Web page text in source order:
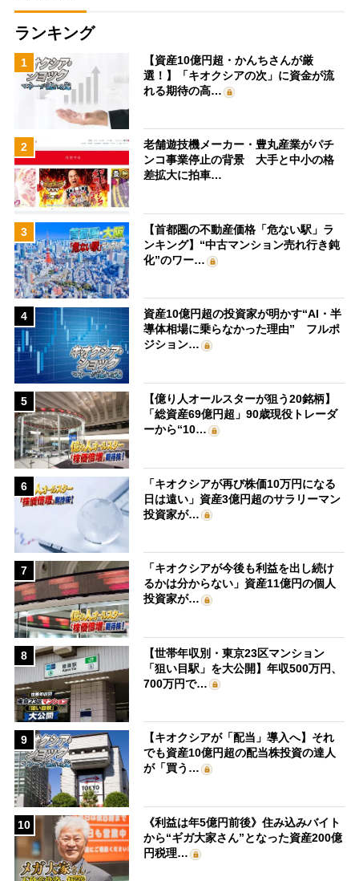
ランキング
1
【資産10億円超・かんちさんが厳
選！】「キオクシアの次」に資金が流
れる期待の高…
2
老舗遊技機メーカー・豊丸産業がパチ
ンコ事業停止の背景 大手と中小の格
差拡大に拍車…
3
【首都圏の不動産価格「危ない駅」ラ
ンキング】“中古マンション売れ行き鈍
化”のワー…
4
資産10億円超の投資家が明かす“AI・半
導体相場に乗らなかった理由” フルポ
ジション…
5
【億り人オールスターが狙う20銘柄】
「総資産69億円超」90歳現役トレーダ
ーから“10…
6
「キオクシアが再び株価10万円になる
日は遠い」資産3億円超のサラリーマン
投資家が…
7
「キオクシアが今後も利益を出し続け
るかは分からない」資産11億円の個人
投資家が…
8
【世帯年収別・東京23区マンション
「狙い目駅」を大公開】年収500万円、
700万円で…
9
【キオクシアが「配当」導入へ】それ
でも資産10億円超の配当株投資の達人
が「買う…
10
《利益は年5億円前後》住み込みバイト
から“ギガ大家さん”となった資産200億
円税理…